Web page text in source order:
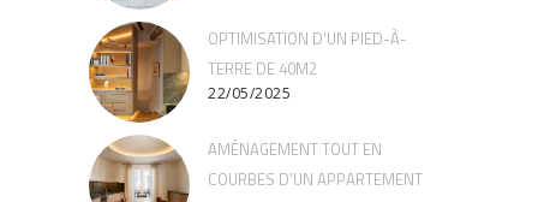
OPTIMISATION D’UN PIED-À-
TERRE DE 40M2
22/05/2025
AMÉNAGEMENT TOUT EN
COURBES D’UN APPARTEMENT